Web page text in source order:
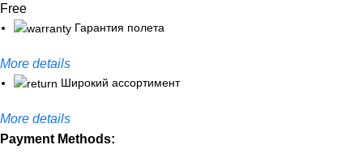
Free
Гарантия полета
More details
Широкий ассортимент
More details
Payment Methods: